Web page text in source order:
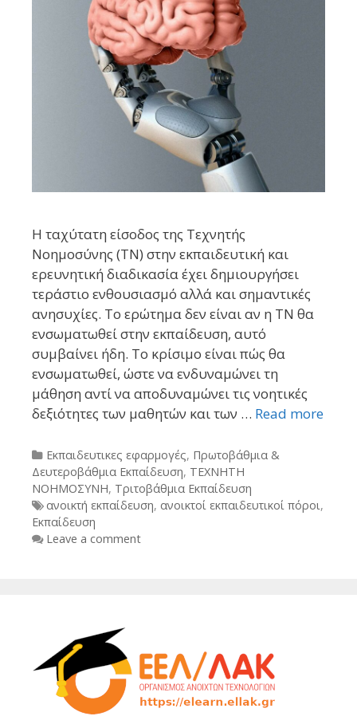
Η ταχύτατη είσοδος της Τεχνητής
Νοημοσύνης (ΤΝ) στην εκπαιδευτική και
ερευνητική διαδικασία έχει δημιουργήσει
τεράστιο ενθουσιασμό αλλά και σημαντικές
ανησυχίες. Το ερώτημα δεν είναι αν η ΤΝ θα
ενσωματωθεί στην εκπαίδευση, αυτό
συμβαίνει ήδη. Το κρίσιμο είναι πώς θα
ενσωματωθεί, ώστε να ενδυναμώνει τη
μάθηση αντί να αποδυναμώνει τις νοητικές
δεξιότητες των μαθητών και των … Read more
Categories
Εκπαιδευτικες εφαρμογές, Πρωτοβάθμια &
Δευτεροβάθμια Εκπαίδευση, ΤΕΧΝΗΤΗ
ΝΟΗΜΟΣΥΝΗ, Τριτοβάθμια Εκπαίδευση
Tags
ανοικτή εκπαίδευση, ανοικτοί εκπαιδευτικοί πόροι,
Εκπαίδευση
Leave a comment